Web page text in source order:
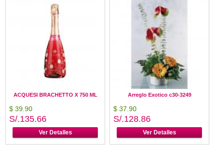
ACQUESI BRACHETTO X 750 ML
$ 39.90
S/.135.66
Ver Detalles
Arreglo Exotico c30-3249
$ 37.90
S/.128.86
Ver Detalles